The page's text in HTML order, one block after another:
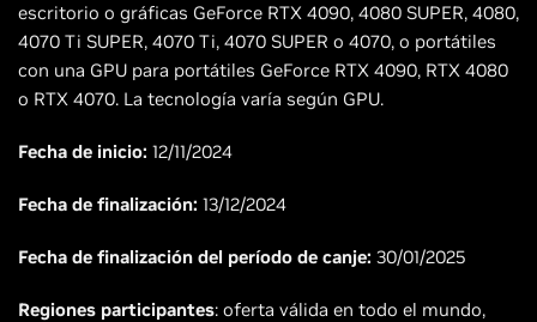
escritorio o gráficas GeForce RTX 4090, 4080 SUPER, 4080,
4070 Ti SUPER, 4070 Ti, 4070 SUPER o 4070, o portátiles
con una GPU para portátiles GeForce RTX 4090, RTX 4080
o RTX 4070. La tecnología varía según GPU.
Fecha de inicio: 12/11/2024
Fecha de finalización: 13/12/2024
Fecha de finalización del período de canje: 30/01/2025
Regiones participantes: oferta válida en todo el mundo,